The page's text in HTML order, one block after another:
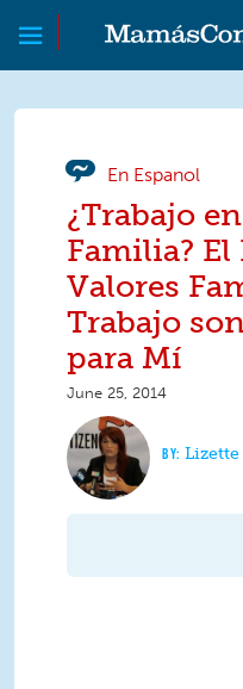
Skip to main content
Skip to main content
En Espanol
¿Trabajo
Familia? El
Valores
Trabajo
para Mí
June 25, 2014
Lizette